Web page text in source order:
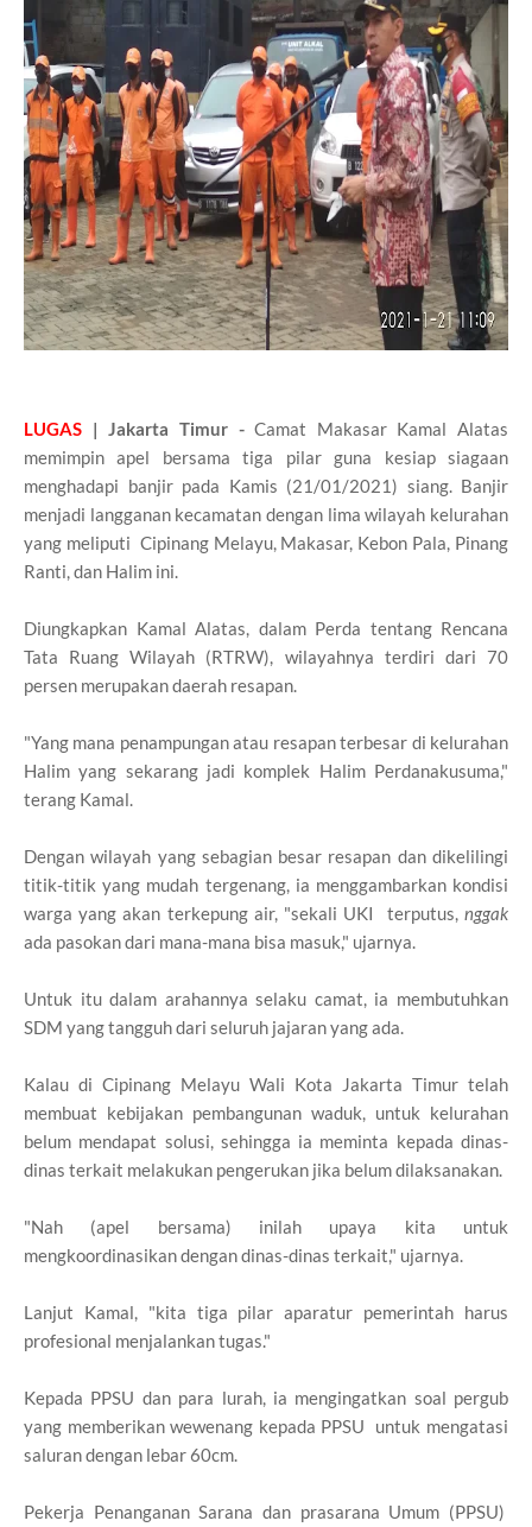
LUGAS | Jakarta Timur -Camat Makasar Kamal Alatas
memimpin apel bersama tiga pilar guna kesiap siagaan
menghadapi banjir pada Kamis (21/01/2021) siang. Banjir
menjadi langganan kecamatan dengan lima wilayah kelurahan
yang meliputi Cipinang Melayu, Makasar, Kebon Pala, Pinang
Ranti, dan Halim ini.
Diungkapkan Kamal Alatas, dalam Perda tentang Rencana
Tata Ruang Wilayah (RTRW), wilayahnya terdiri dari 70
persen merupakan daerah resapan.
"Yang mana penampungan atau resapan terbesar di kelurahan
Halim yang sekarang jadi komplek Halim Perdanakusuma,"
terang Kamal.
Dengan wilayah yang sebagian besar resapan dan dikelilingi
titik-titik yang mudah tergenang, ia menggambarkan kondisi
warga yang akan terkepung air, "sekali UKI terputus, nggak
ada pasokan dari mana-mana bisa masuk," ujarnya.
Untuk itu dalam arahannya selaku camat, ia membutuhkan
SDM yang tangguh dari seluruh jajaran yang ada.
Kalau di Cipinang Melayu Wali Kota Jakarta Timur telah
membuat kebijakan pembangunan waduk, untuk kelurahan
belum mendapat solusi, sehingga ia meminta kepada dinas-
dinas terkait melakukan pengerukan jika belum dilaksanakan.
"Nah (apel bersama) inilah upaya kita untuk
mengkoordinasikan dengan dinas-dinas terkait," ujarnya.
Lanjut Kamal, "kita tiga pilar aparatur pemerintah harus
profesional menjalankan tugas."
Kepada PPSU dan para lurah, ia mengingatkan soal pergub
yang memberikan wewenang kepada PPSU untuk mengatasi
saluran dengan lebar 60cm.
Pekerja Penanganan Sarana dan prasarana Umum (PPSU)